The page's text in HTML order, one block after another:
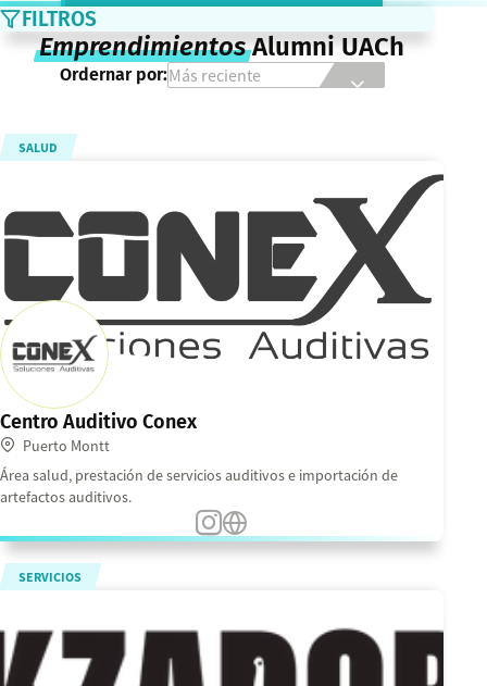
FILTROS
EmprendimientosAlumni UACh
Ordernar por:
SALUD
Centro Auditivo Conex
Puerto Montt
Área salud, prestación de servicios auditivos e importación de
artefactos auditivos.
SERVICIOS